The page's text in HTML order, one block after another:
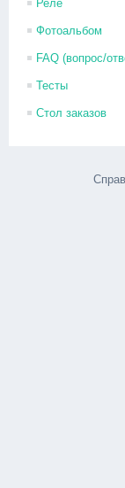
Реле
Фотоальбом
FAQ (вопрос/
Тесты
Стол заказов